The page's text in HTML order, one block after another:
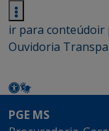
ir para conteúdoir
Ouvidoria
PGE MS